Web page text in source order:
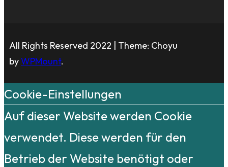
All Rights Reserved 2022 | Theme: Choyu
byWPMount.
Cookie-Einstellungen
Auf dieser Website werden Cookie
verwendet. Diese werden für den
Betrieb der Website benötigt oder